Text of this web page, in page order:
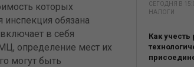
которых
обязана
в себя
определение мест их
могут быть
СЕГОДНЯ В
НАЛОГИ
Как